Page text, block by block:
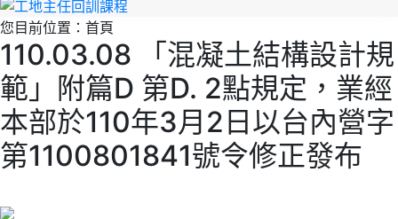
您目前位置： 首頁
110.03.08 「混凝土結構設計規
範」附篇D 第D. 2點規定，業經
本部於110年3月2日以台內營字
第1100801841號令修正發布